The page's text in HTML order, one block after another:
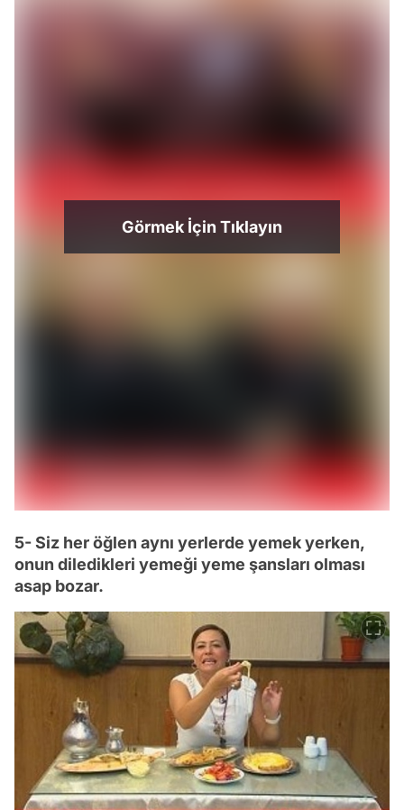
Görmek İçin Tıklayın
5- Siz her öğlen aynı yerlerde yemek yerken,
onun diledikleri yemeği yeme şansları olması
asap bozar.